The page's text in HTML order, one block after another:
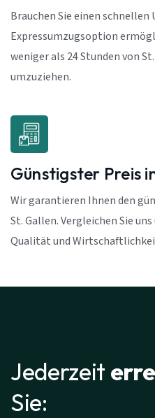
Brauchen Sie einen schnellen
Expressumzugsoption
weniger als 24 Stunden von
umzuziehen.
Günstigster Preis
Wir garantieren Ihnen den
St. Gallen. Vergleichen Sie
Qualität und
Jederzeit
Sie: